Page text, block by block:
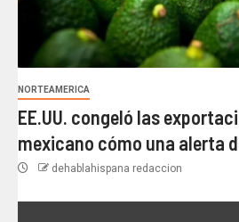
NORTEAMERICA
EE.UU. congeló las
mexicano cómo una alerta
dehablahispana redaccion